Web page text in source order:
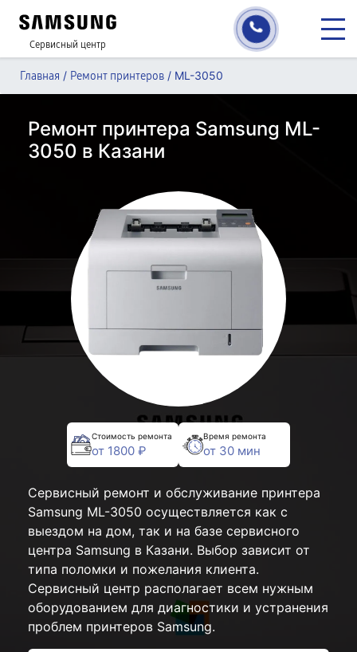
Сервисный центр
Главная / Ремонт принтеров / ML-3050
Ремонт принтера Samsung ML-
3050 в Казани
Стоимость ремонта
от 1800 ₽
Время ремонта
от 30 мин
Сервисный ремонт и обслуживание принтера
Samsung ML-3050 осуществляется как с
выездом на дом, так и на базе сервисного
центра Samsung в Казани. Выбор зависит от
типа поломки и пожелания клиента.
Сервисный центр располагает всем нужным
оборудованием для диагностики и устранения
проблем принтеров Samsung.